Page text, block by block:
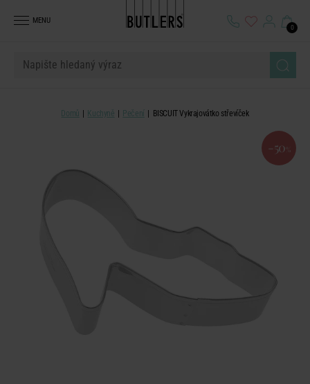
MENU
0
Domů Kuchyně Pečení BISCUIT Vykrajovátko střevíček
-50 %